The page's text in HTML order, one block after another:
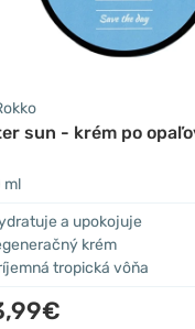
sun - krém po
ml
a upokojuje
krém
tropická vôňa